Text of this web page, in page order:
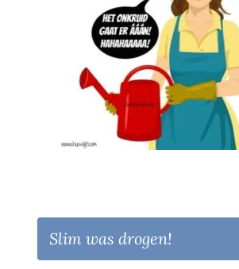
Slim was drogen!